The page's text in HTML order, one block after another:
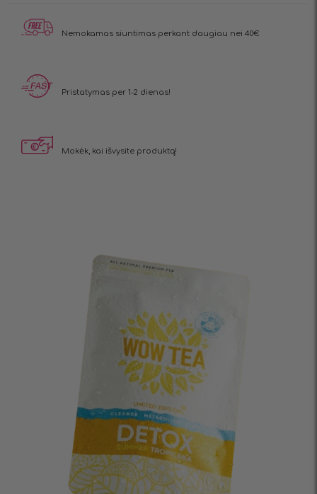
Nemokamas siuntimas perkant daugiau nei 40€
Pristatymas per 1-2 dienas!
Mokėk, kai išvysite produktą!